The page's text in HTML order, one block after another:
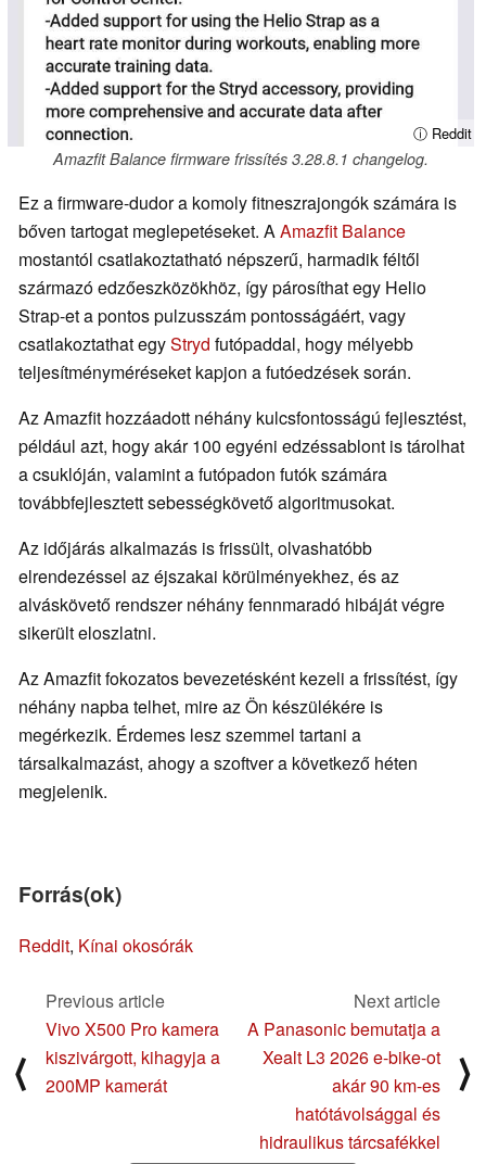
ⓘ Reddit
Amazfit Balance firmware frissítés 3.28.8.1 changelog.
Ez a firmware-dudor a komoly fitneszrajongók számára is
bőven tartogat meglepetéseket. AAmazfit Balance
mostantól csatlakoztatható népszerű, harmadik féltől
származó edzőeszközökhöz, így párosíthat egy Helio
Strap-et a pontos pulzusszám pontosságáért, vagy
csatlakoztathat egyStryd futópaddal, hogy mélyebb
teljesítményméréseket kapjon a futóedzések során.
Az Amazfit hozzáadott néhány kulcsfontosságú fejlesztést,
például azt, hogy akár 100 egyéni edzéssablont is tárolhat
a csuklóján, valamint a futópadon futók számára
továbbfejlesztett sebességkövető algoritmusokat.
Az időjárás alkalmazás is frissült, olvashatóbb
elrendezéssel az éjszakai körülményekhez, és az
alváskövető rendszer néhány fennmaradó hibáját végre
sikerült eloszlatni.
Az Amazfit fokozatos bevezetésként kezeli a frissítést, így
néhány napba telhet, mire az Ön készülékére is
megérkezik. Érdemes lesz szemmel tartani a
társalkalmazást, ahogy a szoftver a következő héten
megjelenik.
Forrás(ok)
Reddit, Kínai okosórák
⟨
Previous article
Vivo X500 Pro kamera
kiszivárgott, kihagyja a
200MP kamerát
Next article
A Panasonic bemutatja a
Xealt L3 2026 e-bike-ot
akár 90 km-es
hatótávolsággal és
hidraulikus tárcsafékkel
⟩